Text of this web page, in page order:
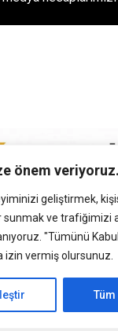
önem veriyoruz.
geliştirmek,
sunmak ve trafiğimizi
"Tümünü
izin vermiş olursunuz.
Saklıdır. |